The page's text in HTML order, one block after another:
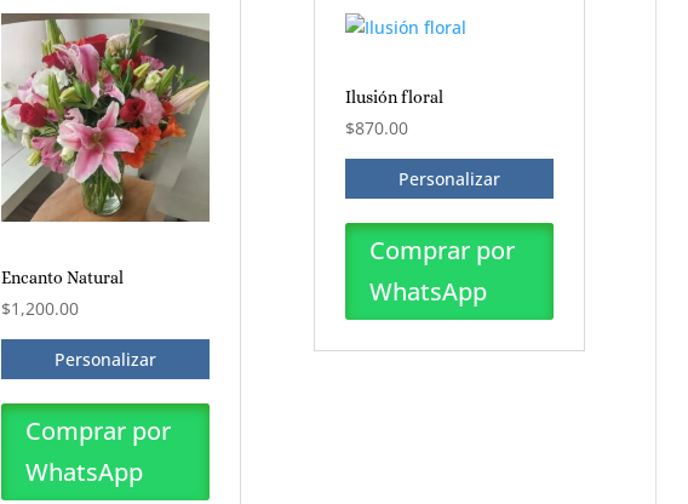
Encanto Natural
$1,200.00
Personalizar
Comprar por
WhatsApp
Ilusión floral
$870.00
Personalizar
Comprar por
WhatsApp